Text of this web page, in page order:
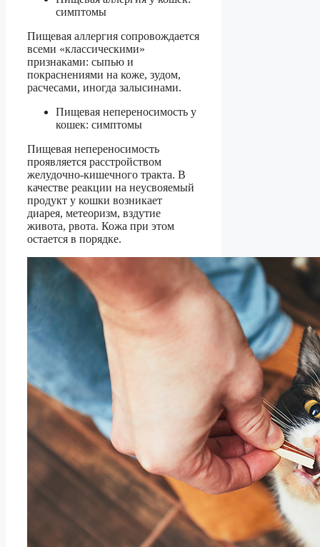
симптомы
Пищевая аллергия сопровождается
всеми «классическими»
признаками: сыпью и
покраснениями на коже, зудом,
расчесами, иногда залысинами.
Пищевая непереносимость у
кошек: симптомы
Пищевая непереносимость
проявляется расстройством
желудочно-кишечного тракта. В
качестве реакции на неусвояемый
продукт у кошки возникает
диарея, метеоризм, вздутие
живота, рвота. Кожа при этом
остается в порядке.